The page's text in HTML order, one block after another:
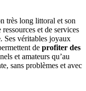
très long littoral et son
et de services
. Ses véritables joyaux
de profiter des
et amateurs qu’au
sans problèmes et avec